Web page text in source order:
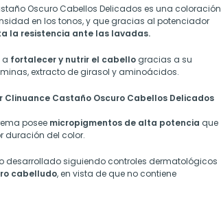
Oscuro Cabellos Delicados es una coloración
en los tonos, y que gracias al potenciador
la resistencia ante las lavadas.
a fortalecer y nutrir el cabello gracias a su
extracto de girasol y aminoácidos.
Clinuance Castaño Oscuro Cabellos Delicados
posee micropigmentos de alta potencia que
duración del color.
desarrollado siguiendo controles dermatológicos
cabelludo, en vista de que no contiene